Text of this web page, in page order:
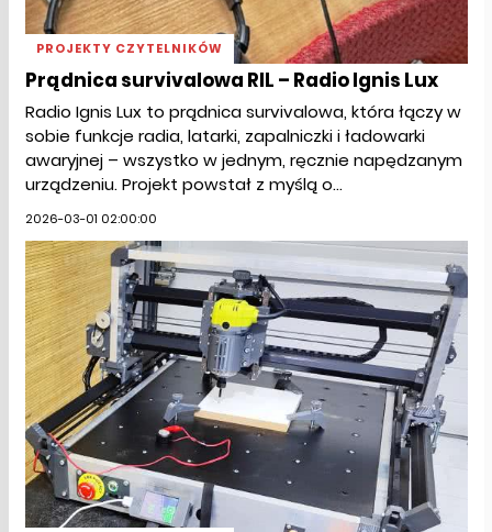
PROJEKTY CZYTELNIKÓW
Prądnica survivalowa RIL – Radio Ignis Lux
Radio Ignis Lux to prądnica survivalowa, która łączy w
sobie funkcje radia, latarki, zapalniczki i ładowarki
awaryjnej – wszystko w jednym, ręcznie napędzanym
urządzeniu. Projekt powstał z myślą o...
2026-03-01 02:00:00